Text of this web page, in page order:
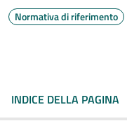
Normativa di riferimento
INDICE DELLA PAGINA